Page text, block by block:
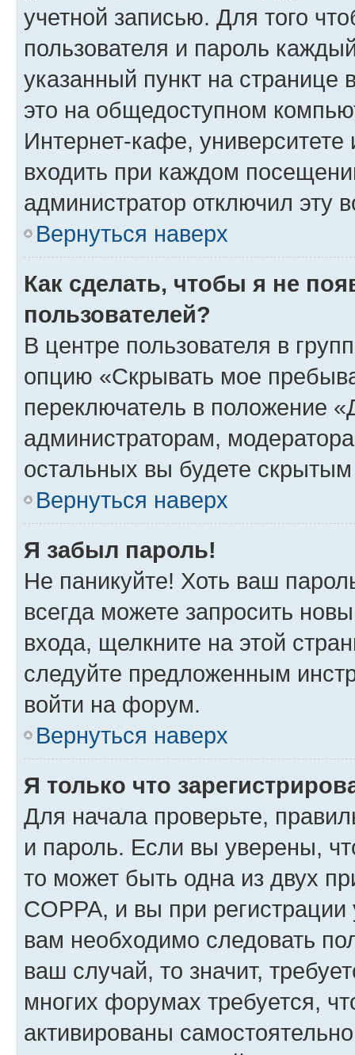
учетной записью. Для того
пользователя и пароль
указанный пункт на
это на общедоступном
Интернет-кафе, университете
входить при каждом
администратор отключил эту
Вернуться наверх
Как сделать, чтобы я не
пользователей?
В центре пользователя в
опцию «Скрывать мое
переключатель в положение
администраторам,
остальных вы будете
Вернуться наверх
Я забыл пароль!
Не паникуйте! Хоть ваш
всегда можете запросить
входа, щелкните на этой
следуйте предложенным
войти на форум.
Вернуться наверх
Я только что
Для начала проверьте,
и пароль. Если вы уверены,
то может быть одна из двух
COPPA, и вы при
вам необходимо следовать
ваш случай, то значит,
многих форумах требуется,
активированы